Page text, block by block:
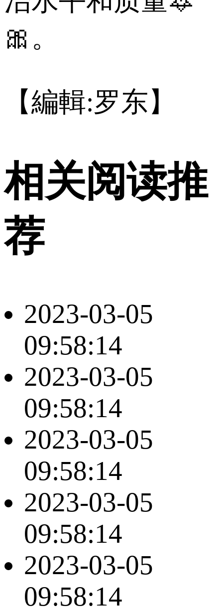
🎀。
【編輯:罗东】
相关阅读推
荐
2023-03-05
09:58:14
2023-03-05
09:58:14
2023-03-05
09:58:14
2023-03-05
09:58:14
2023-03-05
09:58:14